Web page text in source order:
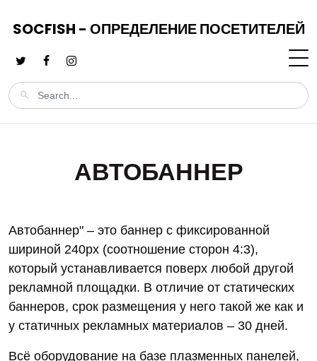
SOCFISH - ОПРЕДЕЛЕНИЕ ПОСЕТИТЕЛЕЙ
АВТОБАННЕР
Автобаннер" – это баннер с фиксированной
шириной 240px (соотношение сторон 4:3),
который устанавливается поверх любой другой
рекламной площадки. В отличие от статических
баннеров, срок размещения у него такой же как и
у статичных рекламных материалов – 30 дней.
Всё оборудование на базе плазменных панелей,